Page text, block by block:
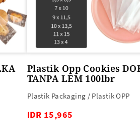
Plastik Opp Cookies
TANPA LEM 100lbr
Plastik Packaging / Plastik OPP
IDR 15,965